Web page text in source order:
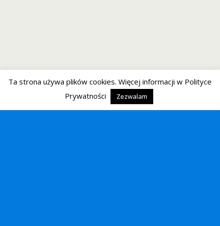
Ta strona używa plików cookies. Więcej informacji w Polityce
Prywatności
Zezwalam